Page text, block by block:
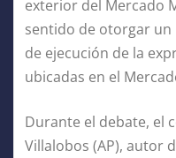
exterior del Mercado
sentido de otorgar un
de ejecución de la
ubicadas en el
Durante el debate, el
Villalobos (AP), autor